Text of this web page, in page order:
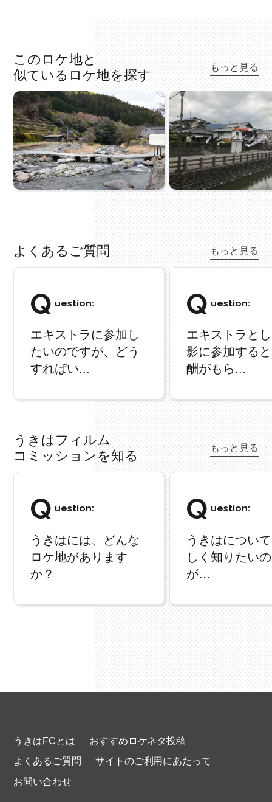
このロケ地と
似ているロケ地を探す
もっと見る
よくあるご質問 もっと見る
Q uestion:
エキストラに参加し
たいのですが、どう
すればい...
Q uestion:
エキストラと
影に参加する
酬がもら...
うきはフィルム
コミッションを知る
もっと見る
Q uestion:
うきはには、どんな
ロケ地があります
か？
Q uestion:
うきはについ
しく知りたい
が…
うきはFCとは
おすすめロケネタ投稿
よくあるご質問
サイトのご利用にあたって
お問い合わせ